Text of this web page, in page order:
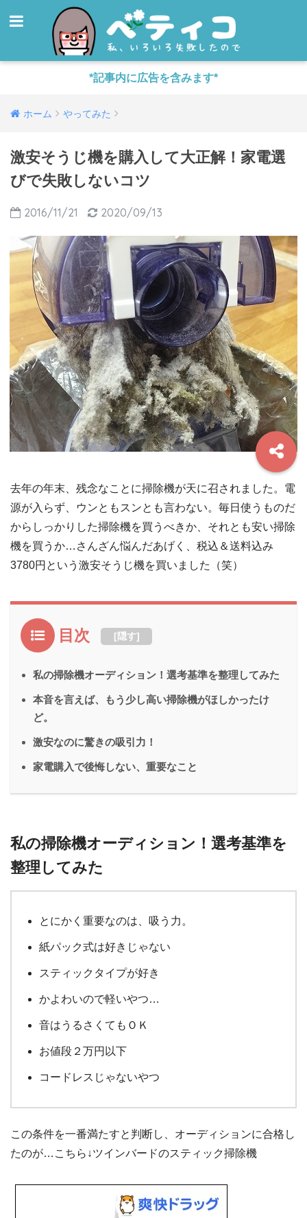
*記事内に広告を含みます*
ホーム やってみた
激安そうじ機を購入して大正解！家電選
びで失敗しないコツ
2016/11/21 2020/09/13
去年の年末、残念なことに掃除機が天に召されました。電
源が入らず、ウンともスンとも言わない。毎日使うものだ
からしっかりした掃除機を買うべきか、それとも安い掃除
機を買うか…さんざん悩んだあげく、税込＆送料込み
3780円という激安そうじ機を買いました（笑）
目次 [隠す]
私の掃除機オーディション！選考基準を整理してみた
本音を言えば、もう少し高い掃除機がほしかったけ
ど。
激安なのに驚きの吸引力！
家電購入で後悔しない、重要なこと
私の掃除機オーディション！選考基準を
整理してみた
とにかく重要なのは、吸う力。
紙パック式は好きじゃない
スティックタイプが好き
かよわいので軽いやつ…
音はうるさくてもＯＫ
お値段２万円以下
コードレスじゃないやつ
この条件を一番満たすと判断し、オーディションに合格し
たのが…こちら↓ツインバードのスティック掃除機